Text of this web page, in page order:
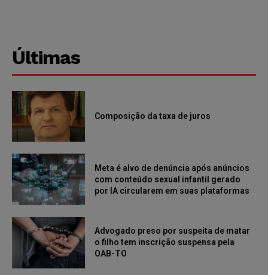
Últimas
Composição da taxa de juros
Meta é alvo de denúncia após anúncios
com conteúdo sexual infantil gerado
por IA circularem em suas plataformas
Advogado preso por suspeita de matar
o filho tem inscrição suspensa pela
OAB-TO